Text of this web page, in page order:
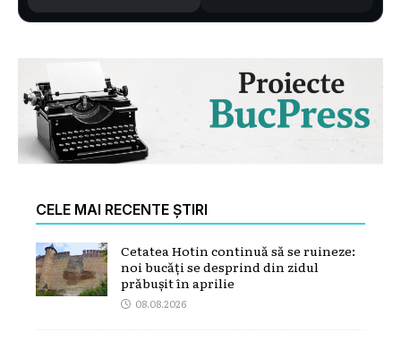
CELE MAI RECENTE ȘTIRI
Cetatea Hotin continuă să se ruineze:
noi bucăți se desprind din zidul
prăbușit în aprilie
08.08.2026